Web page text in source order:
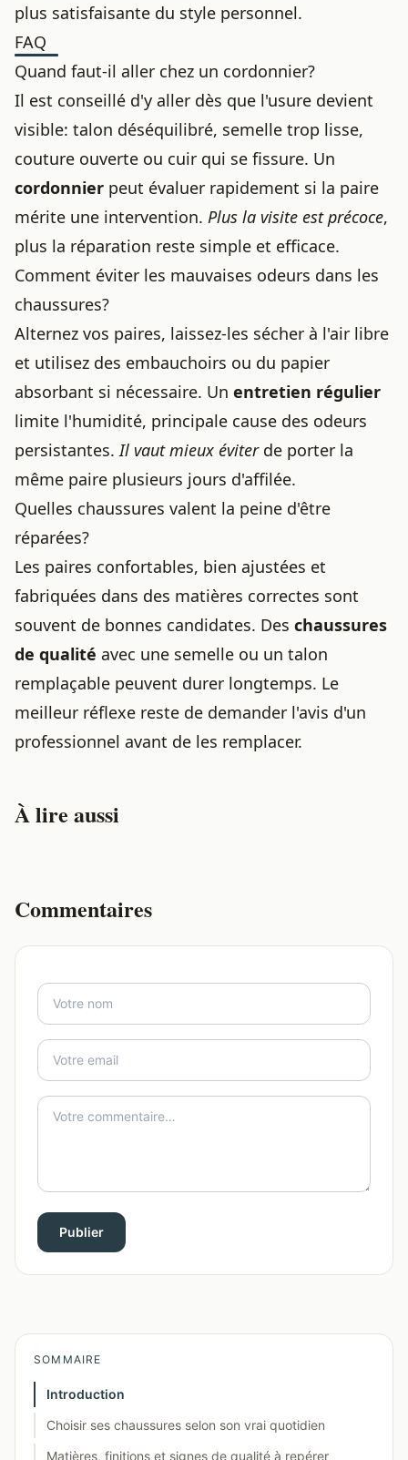
plus satisfaisante du style personnel.
FAQ
Quand faut-il aller chez un cordonnier?
Il est conseillé d'y aller dès que l'usure devient
visible: talon déséquilibré, semelle trop lisse,
couture ouverte ou cuir qui se fissure. Un
cordonnier peut évaluer rapidement si la paire
mérite une intervention. Plus la visite est précoce,
plus la réparation reste simple et efficace.
Comment éviter les mauvaises odeurs dans les
chaussures?
Alternez vos paires, laissez-les sécher à l'air libre
et utilisez des embauchoirs ou du papier
absorbant si nécessaire. Un entretien régulier
limite l'humidité, principale cause des odeurs
persistantes. Il vaut mieux éviterde porter la
même paire plusieurs jours d'affilée.
Quelles chaussures valent la peine d'être
réparées?
Les paires confortables, bien ajustées et
fabriquées dans des matières correctes sont
souvent de bonnes candidates. Des chaussures
de qualité avec une semelle ou un talon
remplaçable peuvent durer longtemps. Le
meilleur réflexe reste de demander l'avis d'un
professionnel avant de les remplacer.
À lire aussi
Commentaires
Publier
SOMMAIRE
Introduction
Choisir ses chaussures selon son vrai quotidien
Matières, finitions et signes de qualité à repérer